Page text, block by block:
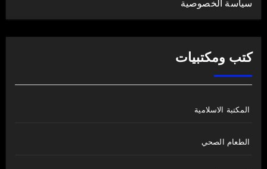
سياسة الخصوصية
كتب ومكتبيات
المكتبة الاسلامية
الطعام الصحي